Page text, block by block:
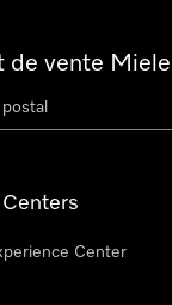
de vente Miele
Center